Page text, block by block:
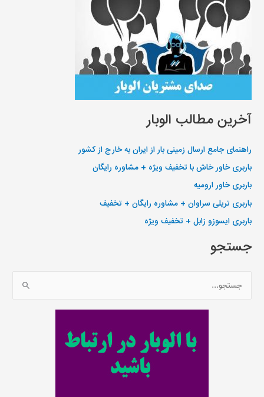
آخرین مطالب الوبار
راهنمای جامع ارسال زمینی بار از ایران به خارج از کشور
باربری خاور خاش با تخفیف ویژه + مشاوره رایگان
باربری خاور ارومیه
باربری تریلی سراوان + مشاوره رایگان + تخفیف
باربری ایسوزو زابل + تخفیف ویژه
جستجو